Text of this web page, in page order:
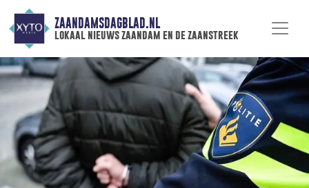
ZAANDAMSDAGBLAD.NL
lokaal nieuws zaandam en de zaanstreek